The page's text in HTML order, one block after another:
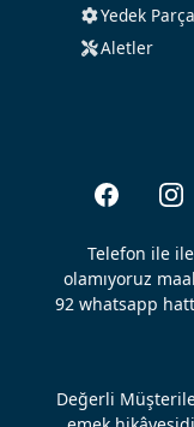
Yedek Parça
Aletler
Telefon ile
olamıyoruz
92 whatsapp
Değerli